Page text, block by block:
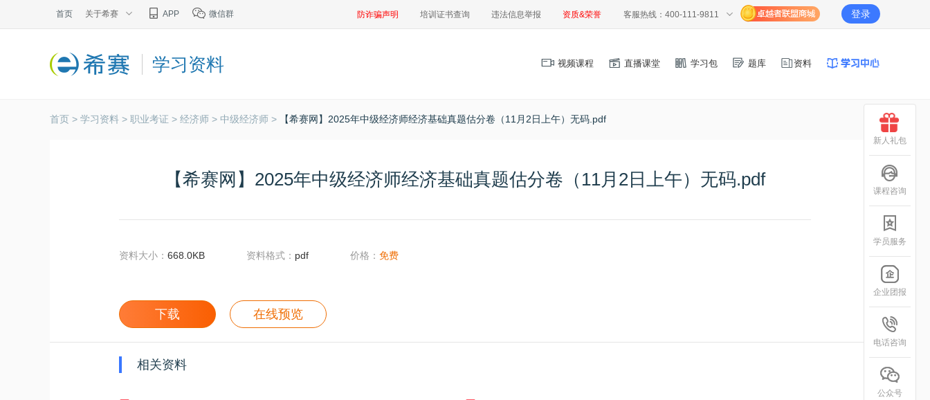
首页 关于希赛 APP 微信群 防诈骗声明 培训证书查询 违法信息举报 资质&荣誉 客服热线：400-111-9811 登录
学习资料 视频课程 直播课堂 学习包 题库 资料
首页 > 学习资料 > 职业考证 > 经济师 > 中级经济师 > 【希赛网】2025年中级经济师经济基础真题估分卷（11月2日上午）无码.pdf
【希赛网】2025年中级经济师经济基础真题估分卷（11月2日上午）无码.pdf
资料大小： 668.0KB 资料格式： pdf 价格： 免费
下载 在线预览
相关资料
新人礼包
课程咨询
学员服务
企业团报
电话咨询
公众号